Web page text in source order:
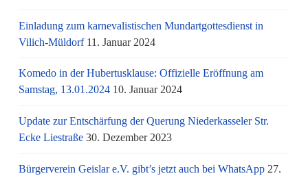
Einladung zum karnevalistischen Mundartgottesdienst in
Vilich-Müldorf 11. Januar 2024
Komedo in der Hubertusklause: Offizielle Eröffnung am
Samstag, 13.01.2024 10. Januar 2024
Update zur Entschärfung der Querung Niederkasseler Str.
Ecke Liestraße 30. Dezember 2023
Bürgerverein Geislar e.V. gibt’s jetzt auch bei WhatsApp 27.